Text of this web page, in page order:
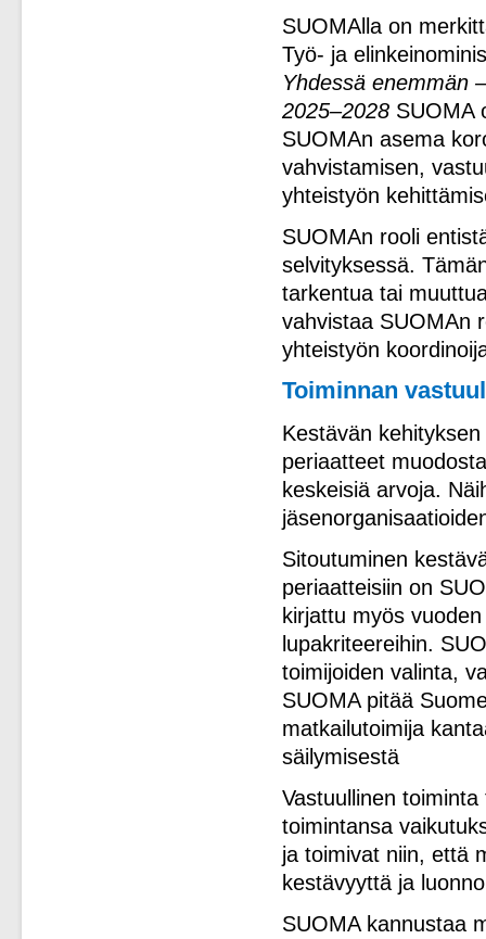
SUOMAlla on
Työ- ja
Yhdessä enemmän
2025–2028 SUOMA
SUOMAn asema
vahvistamisen,
yhteistyön
SUOMAn rooli
selvityksessä.
tarkentua tai
vahvistaa SUOMAn
yhteistyön
Toiminnan
Kestävän
periaatteet
keskeisiä arvoja.
Sitoutuminen
periaatteisiin on
kirjattu myös
lupakriteereihin.
toimijoiden valinta,
SUOMA pitää
matkailutoimija
säilymisestä
Vastuullinen
toimintansa
ja toimivat niin, että
kestävyyttä ja
SUOMA kannustaa